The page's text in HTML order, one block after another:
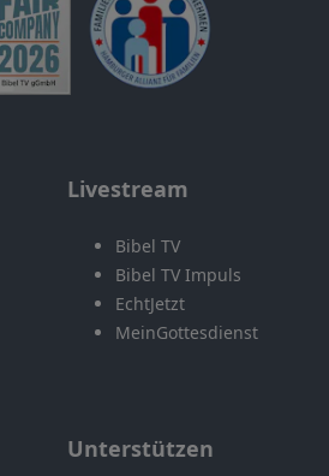
Livestream
Bibel TV
Bibel TV Impuls
EchtJetzt
MeinGottesdienst
Unterstützen